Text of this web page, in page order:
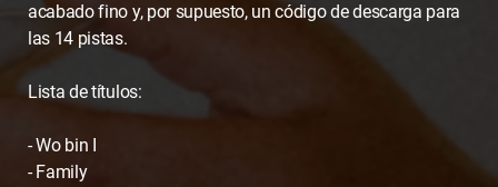
acabado fino y, por supuesto, un código de descarga para
las 14 pistas.
Lista de títulos:
- Wo bin I
- Family